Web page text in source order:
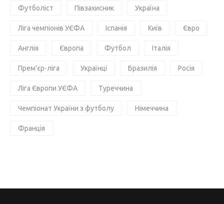
Футболіст Півзахисник Україна
Ліга чемпіонів УЄФА Іспанія Київ Євро
Англія Європа Футбол Італія
Прем'єр-ліга Українці Бразилія Росія
Ліга Європи УЄФА Туреччина
Чемпіонат України з футболу Німеччина
Франція